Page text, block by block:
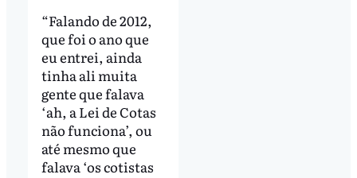
“Falando de 2012,
que foi o ano que
eu entrei, ainda
tinha ali muita
gente que falava
‘ah, a Lei de Cotas
não funciona’, ou
até mesmo que
falava ‘os cotistas